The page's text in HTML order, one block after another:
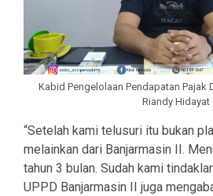
Kabid Pengelolaan Pendapatan Pajak
Riandy Hidayat
“Setelah kami telusuri itu bukan
melainkan dari Banjarmasin II.
tahun 3 bulan. Sudah kami
UPPD Banjarmasin II juga